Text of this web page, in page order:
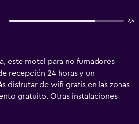
7,5
este motel para no fumadores
recepción 24 horas y un
disfrutar de wifi gratis en las zonas
gratuito. Otras instalaciones
gas. Se ofrece servicio de cambio
Way Motel ofrece 15 alojamientos